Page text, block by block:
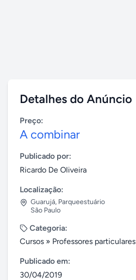
Detalhes do Anúncio
Preço:
A combinar
Publicado por:
Ricardo De Oliveira
Localização:
Guarujá, Parqueestuário
São Paulo
Categoria:
Cursos » Professores particulares
Publicado em:
30/04/2019